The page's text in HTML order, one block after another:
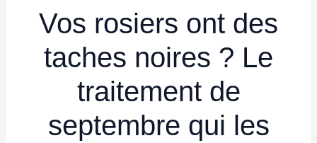
Vos rosiers ont des
taches noires ? Le
traitement de
septembre qui les